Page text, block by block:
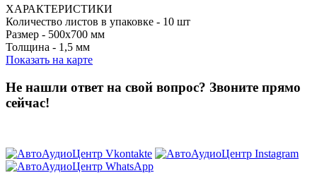
ХАРАКТЕРИСТИКИ
Количество листов в упаковке - 10 шт
Размер - 500х700 мм
Толщина - 1,5 мм
Показать на карте
Не нашли ответ на свой вопрос? Звоните прямо
сейчас!